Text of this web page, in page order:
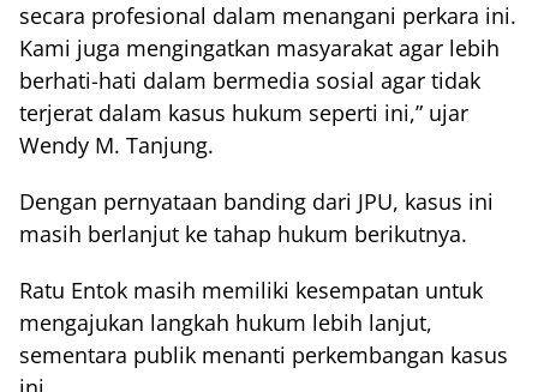
secara profesional dalam menangani perkara ini.
Kami juga mengingatkan masyarakat agar lebih
berhati-hati dalam bermedia sosial agar tidak
terjerat dalam kasus hukum seperti ini,” ujar
Wendy M. Tanjung.
Dengan pernyataan banding dari JPU, kasus ini
masih berlanjut ke tahap hukum berikutnya.
Ratu Entok masih memiliki kesempatan untuk
mengajukan langkah hukum lebih lanjut,
sementara publik menanti perkembangan kasus